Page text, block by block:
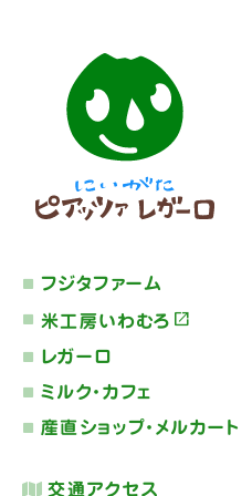
フジタファーム
米工房いわむろ
レガーロ
ミルク・カフェ
産直ショップ・メルカート
交通アクセス